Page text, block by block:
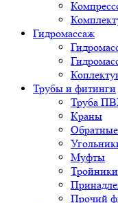
Гидромассаж
Трубы и фитинги
Труба
Краны
Муфты
Тройники
Прочий